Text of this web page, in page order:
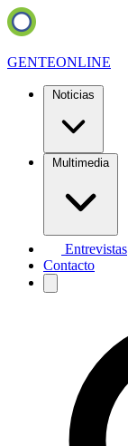
GENTEONLINE
Noticias
Multimedia
Entrevistas
Contacto